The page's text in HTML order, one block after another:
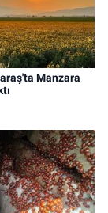
Manzara